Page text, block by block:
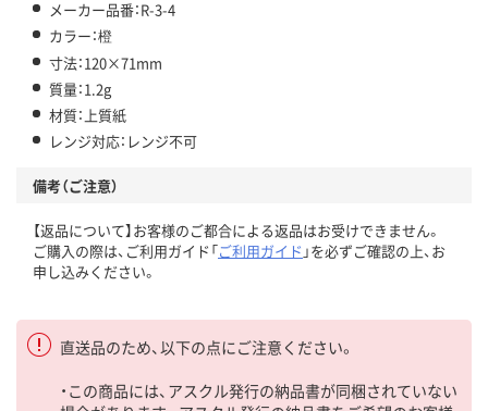
メーカー品番：R-3-4
カラー：橙
寸法：120×71mm
質量：1.2g
材質：上質紙
レンジ対応：レンジ不可
備考（ご注意）
【返品について】お客様のご都合による返品はお受けできません。
ご購入の際は、ご利用ガイド「ご利用ガイド 」を必ずご確認の上、お
申し込みください。
直送品のため、以下の点にご注意ください。
・この商品には、アスクル発行の納品書が同梱されていない